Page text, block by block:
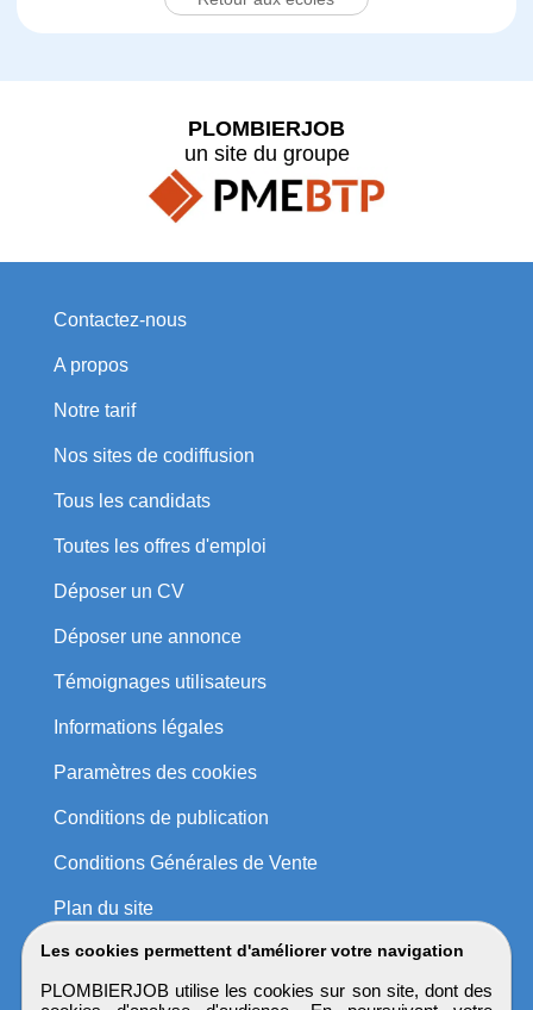
Les cookies permettent d'améliorer votre navigation
PLOMBIERJOB utilise les cookies sur son site, dont des
PLOMBIERJOB
un site du groupe
Contactez-nous
A propos
Notre tarif
Nos sites de codiffusion
Tous les candidats
Toutes les offres d'emploi
Déposer un CV
Déposer une annonce
Témoignages utilisateurs
Informations légales
Paramètres des cookies
Conditions de publication
Conditions Générales de Vente
Plan du site